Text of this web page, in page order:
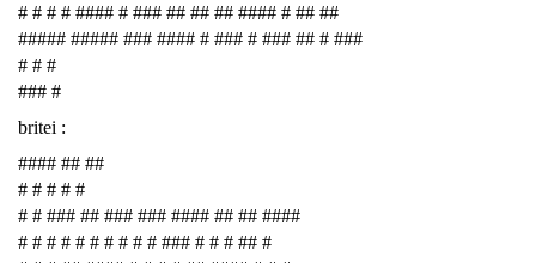
# # # # #### # ### ## ## ## #### # ## ##
##### ##### ### #### # ### # ### ## # ###
# # #
### #
britei :
#### ## ##
# # # # #
# # ### ## ### ### #### ## ## ####
# # # # # # # # # # ### # # # ## #